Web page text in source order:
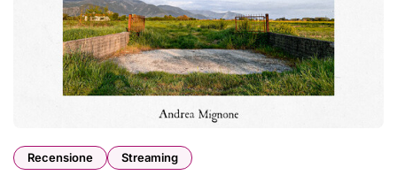
Recensione Streaming